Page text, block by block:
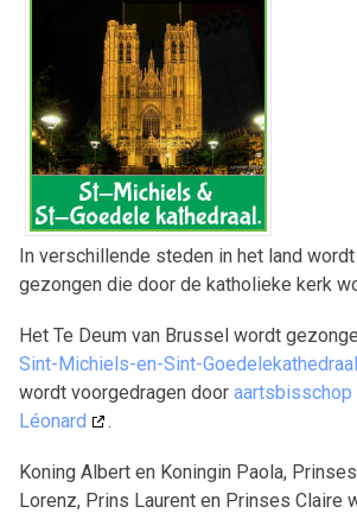
In verschillende steden in het land
gezongen die door de katholieke kerk
Het Te Deum van Brussel wordt
Sint-Michiels-en-Sint-Goedelekathedraal
wordt voorgedragen door
Léonard
.
Koning Albert en Koningin Paola,
Lorenz, Prins Laurent en Prinses Claire